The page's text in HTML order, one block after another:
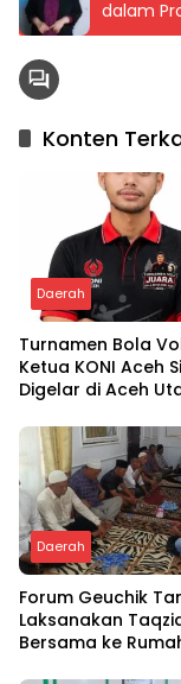
dalam
Konten
Daerah
Turnamen Bola
Ketua KONI Aceh
Digelar di Aceh
Ambil Bagian
Daerah
Forum Geuchik
Laksanakan
Bersama ke